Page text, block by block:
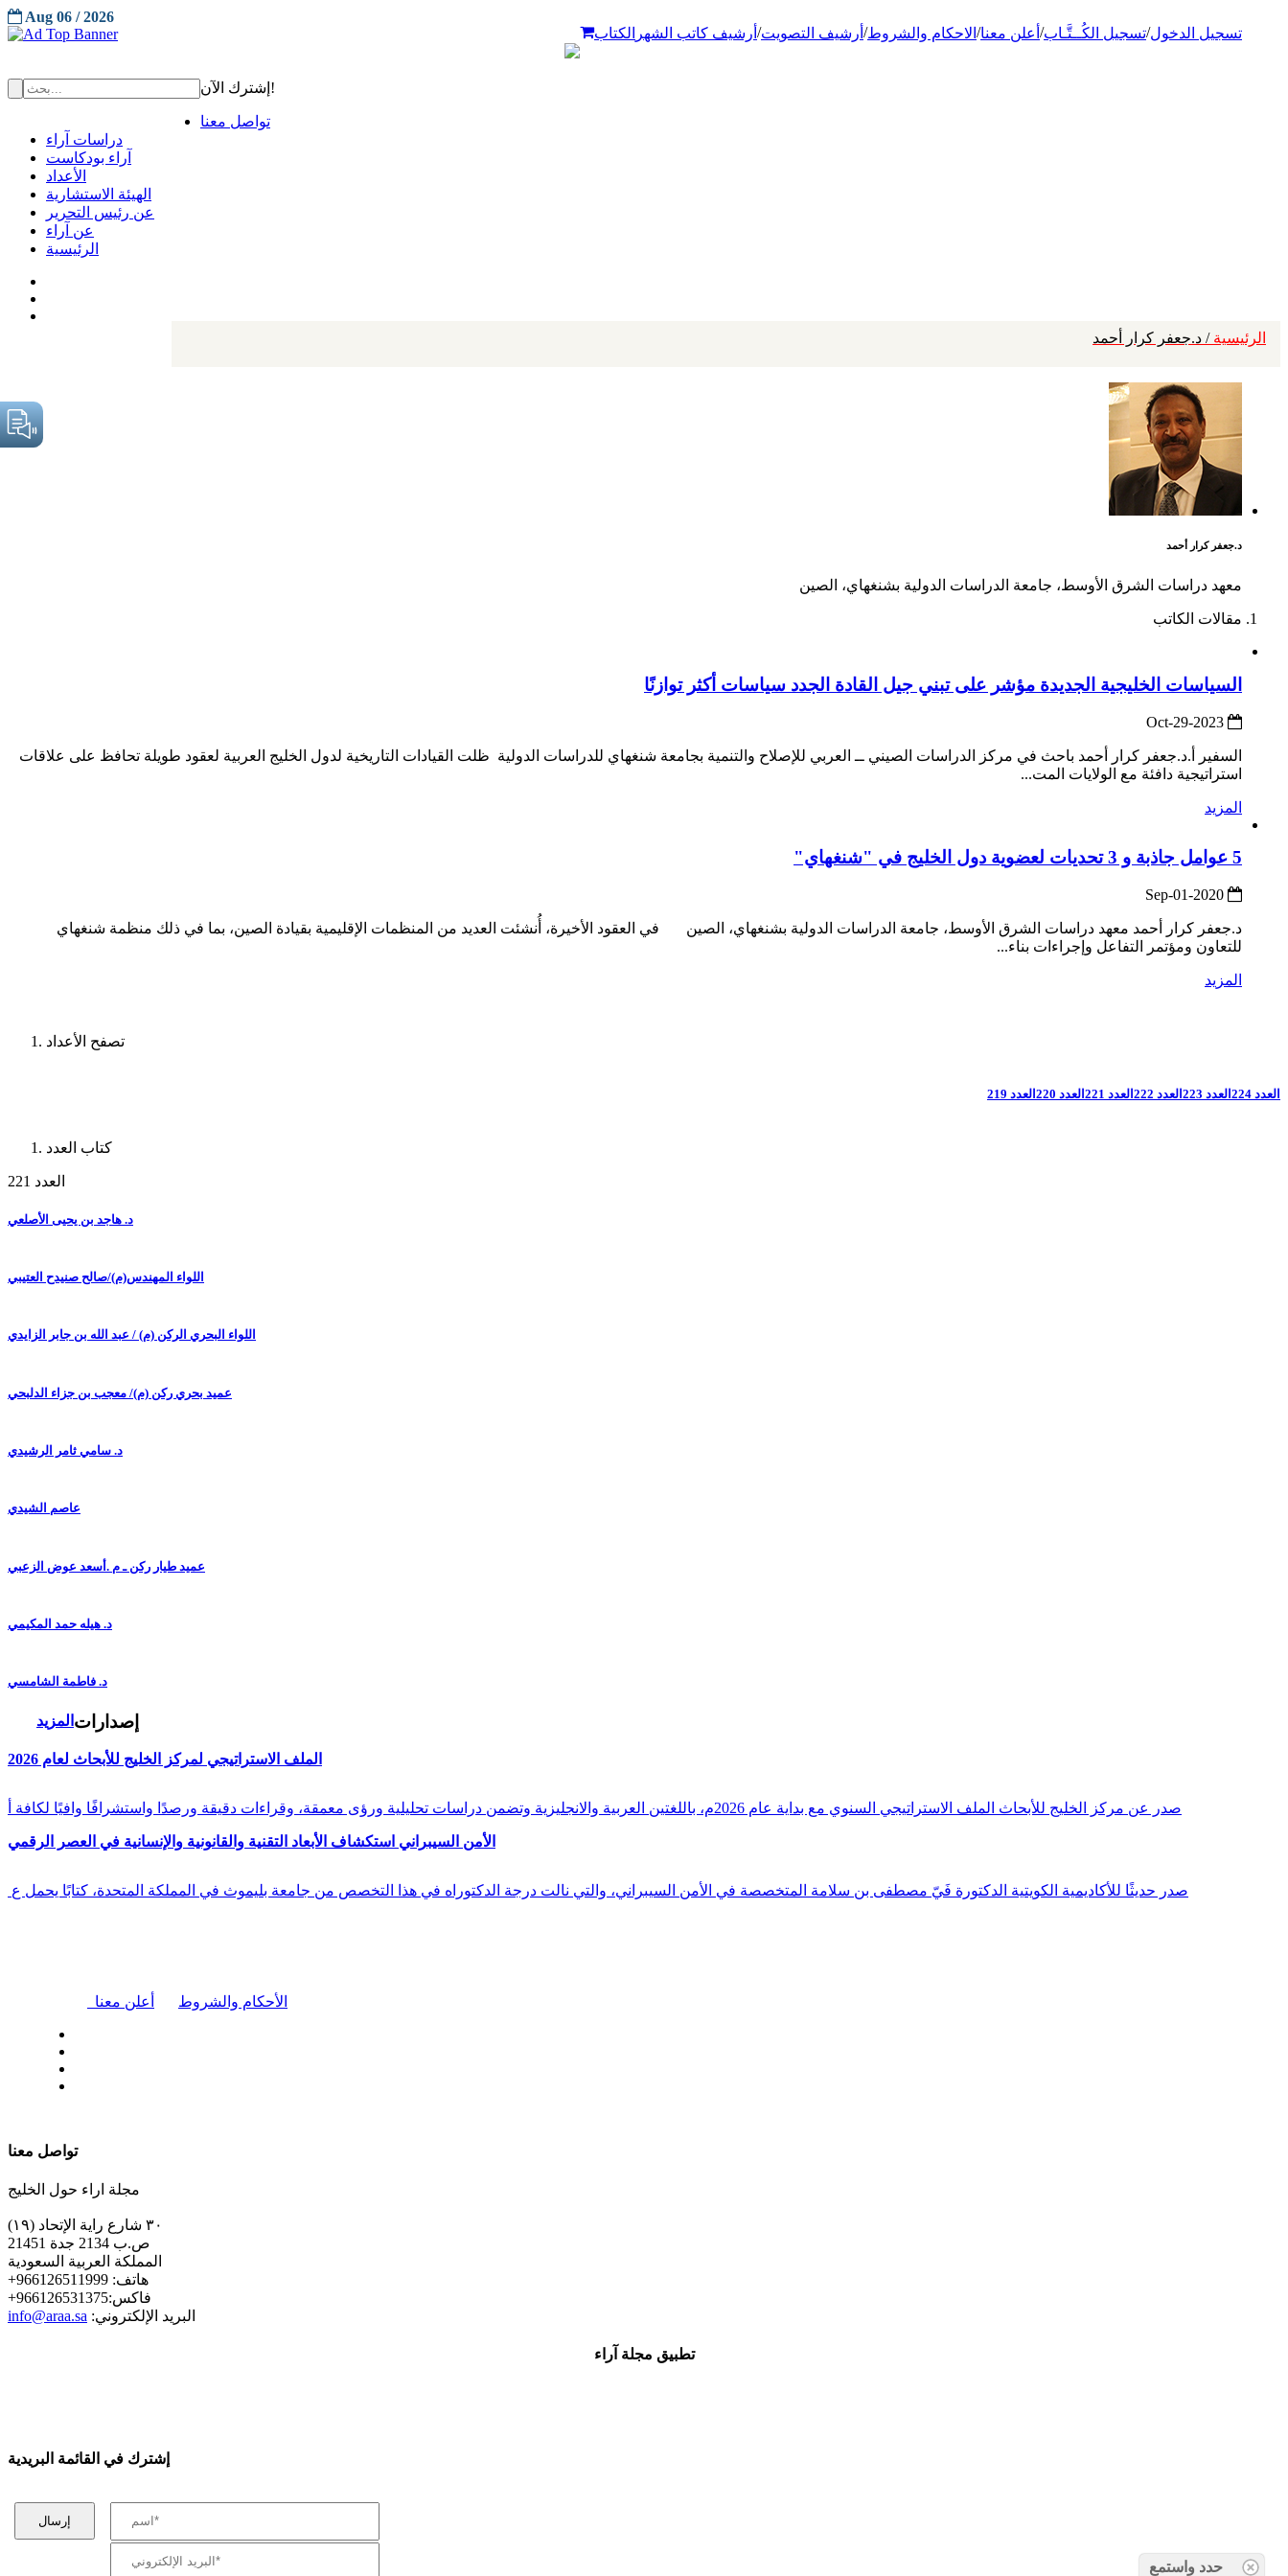
تسجيل الدخول/تسجيل الكُــتَّـاب/ أعلن معنا/ الاحكام والشروط/ أرشيف التصويت/ أرشيف كاتب الشهر الكتاب
Aug 06 / 2026
إشترك الآن!
تواصل معنا
دراسات آراء
آراء بودكاست
الأعداد
الهيئة الاستشارية
عن رئيس التحرير
عن آراء
الرئيسية
الرئيسية / د.جعفر كرار أحمد
د.جعفر كرار أحمد
معهد دراسات الشرق الأوسط، جامعة الدراسات الدولية بشنغهاي، الصين
مقالات الكاتب
السياسات الخليجية الجديدة مؤشر على تبني جيل القادة الجدد سياسات أكثر توازنًا
السفير أ.د.جعفر كرار أحمد باحث في مركز الدراسات الصيني ــ العربي للإصلاح والتنمية بجامعة شنغهاي للدراسات الدولية ظلت القيادات التاريخية لدول الخليج العربية لعقود طويلة تحافظ على علاقات
استراتيجية دافئة مع الولايات المت...
المزيد
5 عوامل جاذبة و 3 تحديات لعضوية دول الخليج في "شنغهاي"
د.جعفر كرار أحمد معهد دراسات الشرق الأوسط، جامعة الدراسات الدولية بشنغهاي، الصين في العقود الأخيرة، أُنشئت العديد من المنظمات الإقليمية بقيادة الصين، بما في ذلك منظمة شنغهاي
للتعاون ومؤتمر التفاعل وإجراءات بناء...
المزيد
تصفح الأعداد
العدد 224 العدد 223 العدد 222 العدد 221 العدد 220 العدد 219
كتاب العدد
العدد 221
د. هاجد بن يحيى الأصلعي
اللواء المهندس(م)/صالح صنيدح العتيبي
اللواء البحري الركن (م) / عبد الله بن جابر الزايدي
عميد بحري ركن (م)/ معجب بن جزاء الدلبحي
د. سامي ثامر الرشيدي
عاصم الشيدي
عميد طيار ركن ـ م .أسعد عوض الزعبي
د. هيله حمد المكيمي
د. فاطمة الشامسي
المزيد إصدارات
الملف الاستراتيجي لمركز الخليج للأبحاث لعام 2026
صدر عن مركز الخليج للأبحاث الملف الاستراتيجي السنوي مع بداية عام 2026م، باللغتين العربية والانجليزية وتضمن دراسات تحليلية ورؤى معمقة، وقراءات دقيقة ورصدًا واستشرافًا وافيًا لكافة أ
الأمن السيبراني استكشاف الأبعاد التقنية والقانونية والإنسانية في العصر الرقمي
صدر حديثًا للأكاديمية الكويتية الدكتورة فَيّ مصطفى بن سلامة المتخصصة في الأمن السيبراني، والتي نالت درجة الدكتوراه في هذا التخصص من جامعة بليموث في المملكة المتحدة، كتابًا يحمل ع
أعلن معنا الأحكام والشروط
تواصل معنا
مجلة اراء حول الخليج
٣٠ شارع راية الإتحاد (١٩)
ص.ب 2134 جدة 21451
المملكة العربية السعودية
+هاتف: 966126511999
+فاكس:966126531375
info@araa.sa :البريد الإلكتروني
تطبيق مجلة آراء
إشترك في القائمة البريدية
حدد واستمع